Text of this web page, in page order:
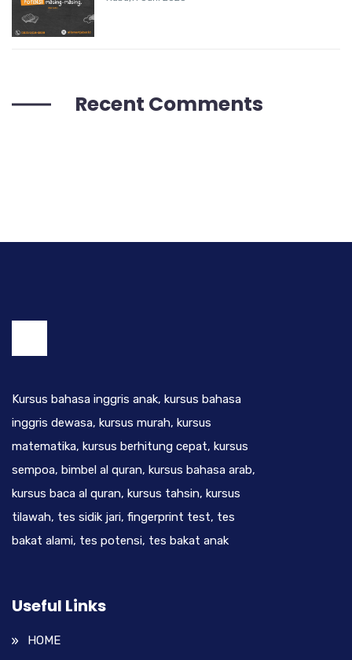
Recent Comments
Kursus bahasa inggris anak, kursus bahasa
inggris dewasa, kursus murah, kursus
matematika, kursus berhitung cepat, kursus
sempoa, bimbel al quran, kursus bahasa arab,
kursus baca al quran, kursus tahsin, kursus
tilawah, tes sidik jari, fingerprint test, tes
bakat alami, tes potensi, tes bakat anak
Useful Links
HOME